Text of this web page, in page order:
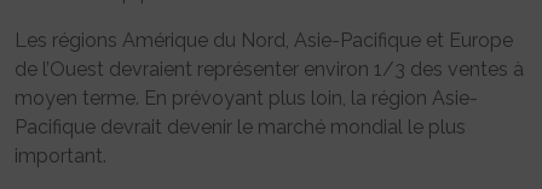
Les régions Amérique du Nord, Asie-Pacifique et Europe
de l’Ouest devraient représenter environ 1/3 des ventes à
moyen terme. En prévoyant plus loin, la région Asie-
Pacifique devrait devenir le marché mondial le plus
important.